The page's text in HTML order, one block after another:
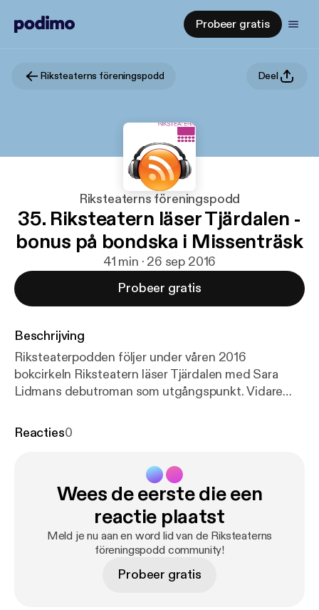
Probeer gratis
Riksteaterns föreningspodd Deel
Riksteaterns föreningspodd
35. Riksteatern läser Tjärdalen -
bonus på bondska i Missenträsk
41 min · 26 sep 2016
Probeer gratis
Beschrijving
Riksteaterpodden följer under våren 2016
bokcirkeln Riksteatern läser Tjärdalen med Sara
Lidmans debutroman som utgångspunkt. Vidare
Reacties0
Wees de eerste die een
reactie plaatst
Meld je nu aan en word lid van de Riksteaterns
föreningspodd community!
Probeer gratis